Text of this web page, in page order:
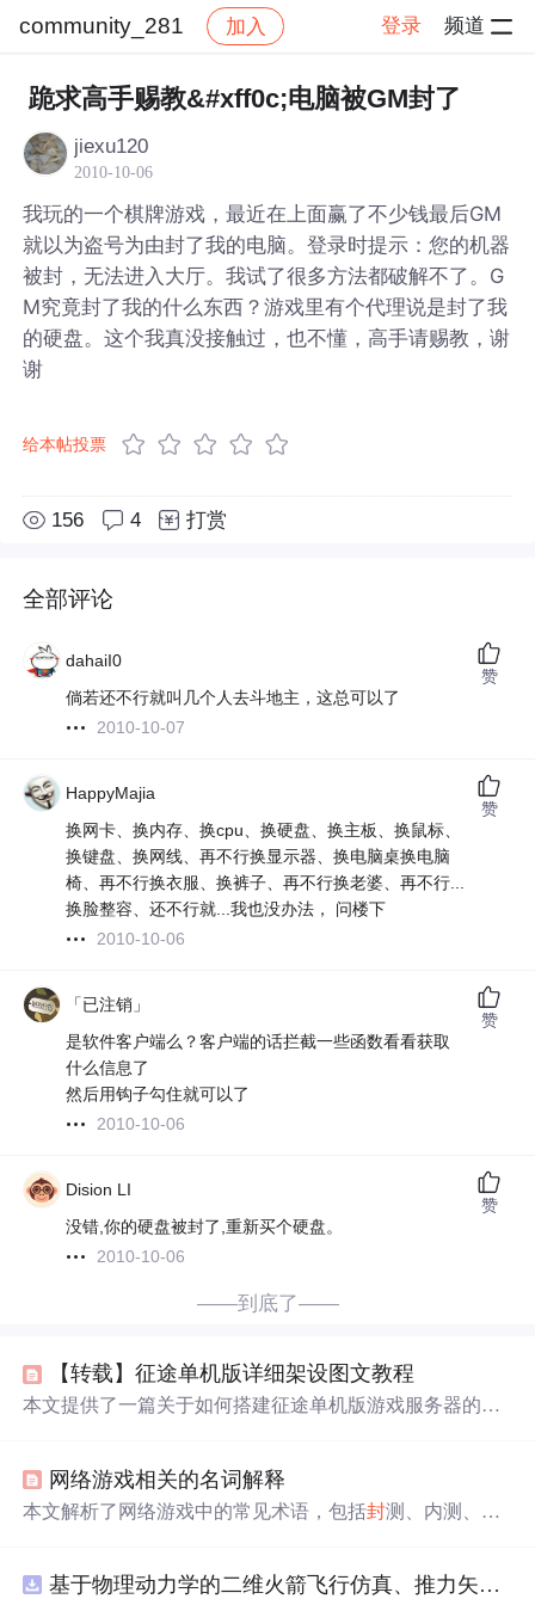
community_281 加入 登录 频道
社区 community_281 帖子详情
跪求高手赐教&#xff0c;电脑被GM封了
jiexu120
2010-10-06
我玩的一个棋牌游戏，最近在上面赢了不少钱最后GM
就以为盗号为由封了我的电脑。登录时提示：您的机器
被封，无法进入大厅。我试了很多方法都破解不了。G
M究竟封了我的什么东西？游戏里有个代理说是封了我
的硬盘。这个我真没接触过，也不懂，高手请赐教，谢
谢
给本帖投票
156 4 打赏
全部评论
dahaiI0
倘若还不行就叫几个人去斗地主，这总可以了
2010-10-07
赞
HappyMajia
换网卡、换内存、换cpu、换硬盘、换主板、换鼠标、
换键盘、换网线、再不行换显示器、换电脑桌换电脑
椅、再不行换衣服、换裤子、再不行换老婆、再不行...
换脸整容、还不行就...我也没办法， 问楼下
2010-10-06
赞
「已注销」
是软件客户端么？客户端的话拦截一些函数看看获取
什么信息了
然后用钩子勾住就可以了
2010-10-06
赞
Dision LI
没错,你的硬盘被封了,重新买个硬盘。
2010-10-06
赞
——到底了——
【转载】征途单机版详细架设图文教程
本文提供了一篇关于如何搭建征途单机版游戏服务器的详
网络游戏相关的名词解释
本文解析了网络游戏中的常见术语，包括封测、内测、公
基于物理动力学的二维火箭飞行仿真、推力矢量建模和闭环俯仰角控制，采用MATLABSimulink技术。.zip